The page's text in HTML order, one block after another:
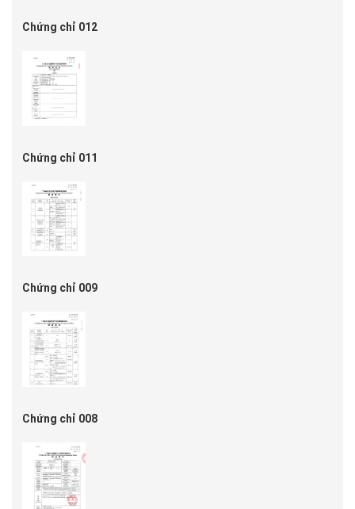
Chứng chỉ 012
Chứng chỉ 011
Chứng chỉ 009
Chứng chỉ 008